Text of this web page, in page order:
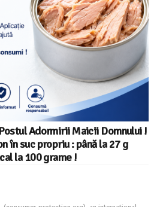
Adormirii Maicii Domnului !
în suc propriu : până la 27 g
la 100 grame !